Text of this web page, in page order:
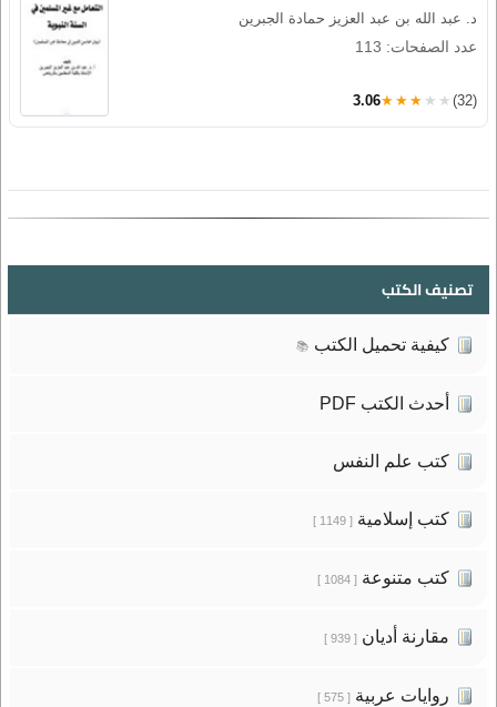
د. عبد الله بن عبد العزيز حمادة الجبرين
عدد الصفحات: 113
3.06★★★★★ (32)
تصنيف الكتب
كيفية تحميل الكتب 📚
أحدث الكتب PDF
كتب علم النفس
كتب إسلامية[ 1149 ]
كتب متنوعة[ 1084 ]
مقارنة أديان[ 939 ]
روايات عربية[ 575 ]